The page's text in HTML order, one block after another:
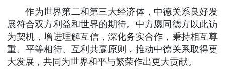
作为世界第二和第三大经济体，中德关系良好发
展符合双方利益和世界的期待。中方愿同德方以此访
为契机，增进理解互信，深化务实合作，秉持相互尊
重、平等相待、互利共赢原则，推动中德关系取得更
大发展，共同为世界和平与繁荣作出更大贡献。